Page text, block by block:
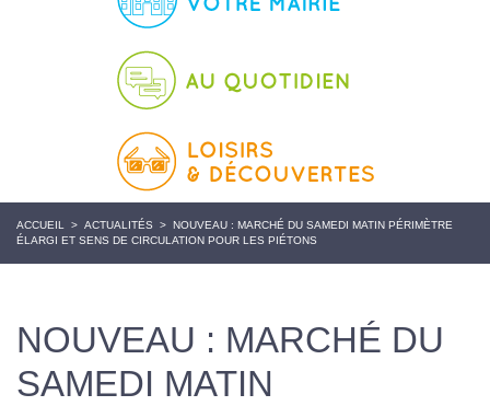
ACCUEIL > ACTUALITÉS > NOUVEAU : MARCHÉ DU SAMEDI MATIN PÉRIMÈTRE
ÉLARGI ET SENS DE CIRCULATION POUR LES PIÉTONS
NOUVEAU : MARCHÉ DU
SAMEDI MATIN